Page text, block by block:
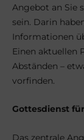
Angebot an Sie
sein. Darin
Informationen
Einen aktuellen
Abständen –
vorfinden.
Gottesdienst
Das zentrale